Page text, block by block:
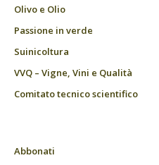
Olivo e Olio
Passione in verde
Suinicoltura
VVQ – Vigne, Vini e Qualità
Comitato tecnico scientifico
Abbonati